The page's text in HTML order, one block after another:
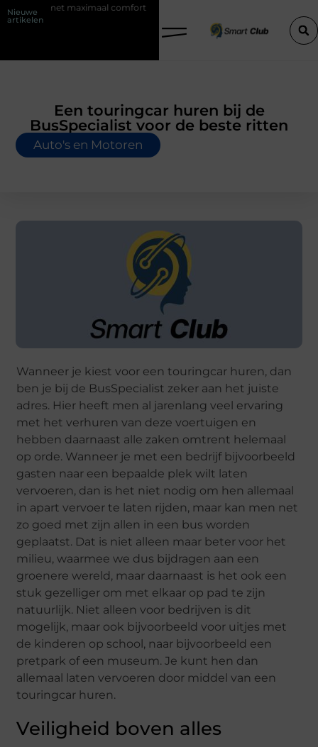
Nieuwe
artikelen
comfort Fysio Bleiswijk: professionele ondersteuning voor
Een touringcar huren bij de
BusSpecialist voor de beste ritten
Auto's en Motoren
Wanneer je kiest voor een touringcar huren, dan
ben je bij de BusSpecialist zeker aan het juiste
adres. Hier heeft men al jarenlang veel ervaring
met het verhuren van deze voertuigen en
hebben daarnaast alle zaken omtrent helemaal
op orde. Wanneer je met een bedrijf bijvoorbeeld
gasten naar een bepaalde plek wilt laten
vervoeren, dan is het niet nodig om hen allemaal
in apart vervoer te laten rijden, maar kan men net
zo goed met zijn allen in een bus worden
geplaatst. Dat is niet alleen maar beter voor het
milieu, waarmee we dus bijdragen aan een
groenere wereld, maar daarnaast is het ook een
stuk gezelliger om met elkaar op pad te zijn
natuurlijk. Niet alleen voor bedrijven is dit
mogelijk, maar ook bijvoorbeeld voor uitjes met
de kinderen op school, naar bijvoorbeeld een
pretpark of een museum. Je kunt hen dan
allemaal laten vervoeren door middel van een
touringcar huren.
Veiligheid boven alles